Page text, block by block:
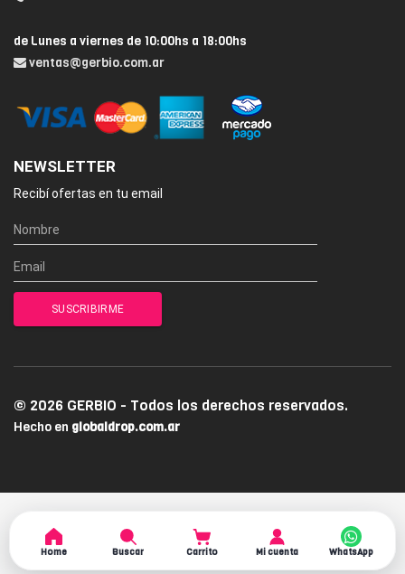
de Lunes a viernes de 10:00hs a 18:00hs
ventas@gerbio.com.ar
NEWSLETTER
Recibí ofertas en tu email
© 2026 GERBIO - Todos los derechos reservados.
Hecho en globaldrop.com.ar
Home Buscar Carrito Mi cuenta